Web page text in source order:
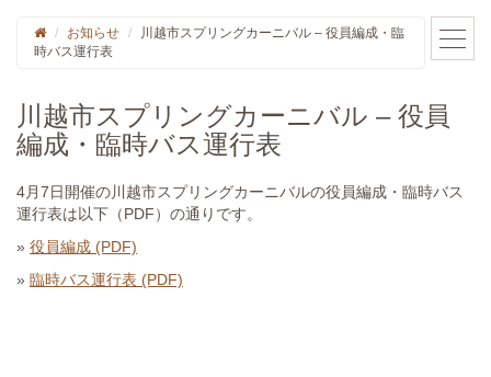
お知らせ
川越市スプリングカーニバル – 役員編成・臨
時バス運行表
川越市スプリングカーニバル – 役員
編成・臨時バス運行表
4月7日開催の川越市スプリングカーニバルの役員編成・臨時バス
運行表は以下（PDF）の通りです。
» 役員編成 (PDF)
» 臨時バス運行表 (PDF)